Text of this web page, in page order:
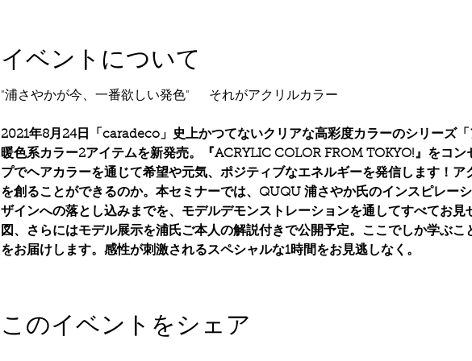
イベントについて
2021年8月24日「caradeco」史上かつてないクリアな高彩度カラーのシリーズ
暖色系カラー2アイテムを新発売。
『ACRYLIC COLOR FROM TOKYO!』をコ
プでヘアカラーを通じて希望や元気、ポジティブなエネルギーを発信します！ ア
を創ることができるのか。 本セミナーでは、QUQU 浦さやか氏のインスピレー
ザインへの落とし込みまでを、モデルデモンストレーションを通してすべてお見
図、さらにはモデル展示を浦氏ご本人の解説付きで公開予定。ここでしか学ぶ
をお届けします。 感性が刺激されるスペシャルな1時間をお見逃しなく。
このイベントをシェア